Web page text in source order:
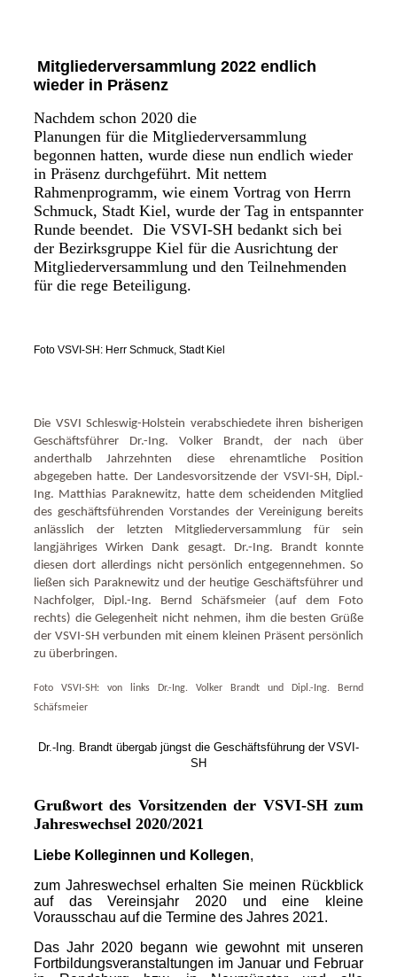
Mitgliederversammlung 2022 endlich
wieder in Präsenz
Nachdem schon 2020 die
Planungen für die Mitgliederversammlung
begonnen hatten, wurde diese nun endlich wieder
in Präsenz durchgeführt. Mit nettem
Rahmenprogramm, wie einem Vortrag von Herrn
Schmuck, Stadt Kiel, wurde der Tag in entspannter
Runde beendet. Die VSVI-SH bedankt sich bei
der Bezirksgruppe Kiel für die Ausrichtung der
Mitgliederversammlung und den Teilnehmenden
für die rege Beteiligung.
Foto VSVI-SH: Herr Schmuck, Stadt Kiel
Die VSVI Schleswig-Holstein verabschiedete ihren bisherigen
Geschäftsführer Dr.-Ing. Volker Brandt, der nach über
anderthalb Jahrzehnten diese ehrenamtliche Position
abgegeben hatte. Der Landesvorsitzende der VSVI-SH, Dipl.-
Ing. Matthias Paraknewitz, hatte dem scheidenden Mitglied
des geschäftsführenden Vorstandes der Vereinigung bereits
anlässlich der letzten Mitgliederversammlung für sein
langjähriges Wirken Dank gesagt. Dr.-Ing. Brandt konnte
diesen dort allerdings nicht persönlich entgegennehmen. So
ließen sich Paraknewitz und der heutige Geschäftsführer und
Nachfolger, Dipl.-Ing. Bernd Schäfsmeier (auf dem Foto
rechts) die Gelegenheit nicht nehmen, ihm die besten Grüße
der VSVI-SH verbunden mit einem kleinen Präsent persönlich
zu überbringen.
Foto VSVI-SH: von links Dr.-Ing. Volker Brandt und Dipl.-Ing. Bernd
Schäfsmeier
Dr.-Ing. Brandt übergab jüngst die Geschäftsführung der VSVI-
SH
Grußwort des Vorsitzenden der VSVI-SH zum
Jahreswechsel 2020/2021
Liebe Kolleginnen und Kollegen,
zum Jahreswechsel erhalten Sie meinen Rückblick
auf das Vereinsjahr 2020 und eine kleine
Vorausschau auf die Termine des Jahres 2021.
Das Jahr 2020 begann wie gewohnt mit unseren
Fortbildungsveranstaltungen im Januar und Februar